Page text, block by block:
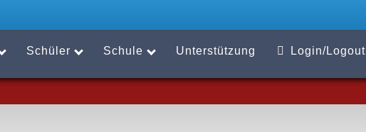
Schüler Schule Unterstützung Login/Logout